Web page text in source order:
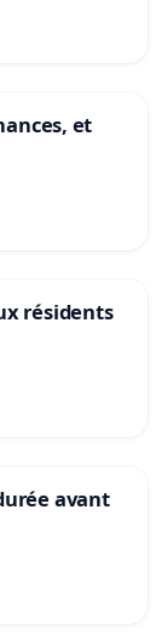
et
résidents
avant